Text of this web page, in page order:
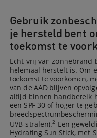
Gebruik
je hersteld bent
toekomst te
Echt vrij van zonnebrand
helemaal herstelt is. Om
toekomst te voorkomen,
van de AAD blijven
altijd binnen handbereik
een SPF 30 of hoger te
UVB-stralen).2 Een
Hydrating Sun Stick, met